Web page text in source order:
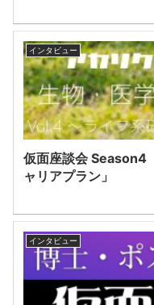
インタビュー
仮面座談会
ャリアプラン」
インタビュー